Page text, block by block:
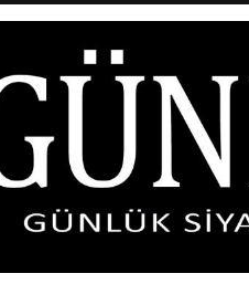
Üzümlü’de Yaz Akşamlarına
Vali Yardımcıları Canpolat ve
Geleceğin Hafızlarına